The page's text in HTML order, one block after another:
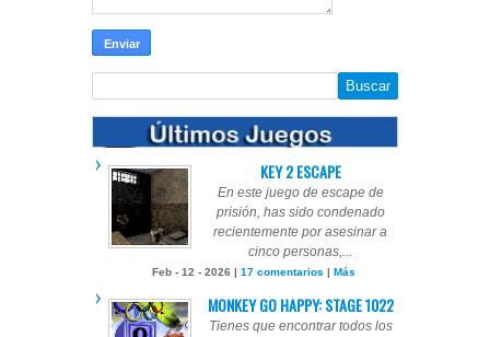
KEY 2 ESCAPE
En este juego de escape de
prisión, has sido condenado
recientemente por asesinar a
cinco personas,...
Feb - 12 - 2026 | 17 comentarios | Más
MONKEY GO HAPPY: STAGE 1022
Tienes que encontrar todos los